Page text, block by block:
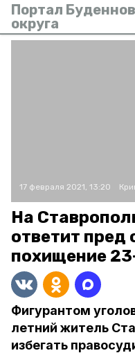
Портал
округа
17 февраля 2021, 13:20
На
ответит пред
похищение
Фигурантом
летний житель
избегать